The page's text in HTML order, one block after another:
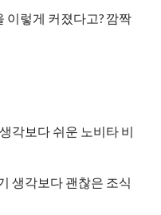
이렇게 커졌다고? 깜짝
각보다 쉬운 노비타 비
생각보다 괜찮은 조식